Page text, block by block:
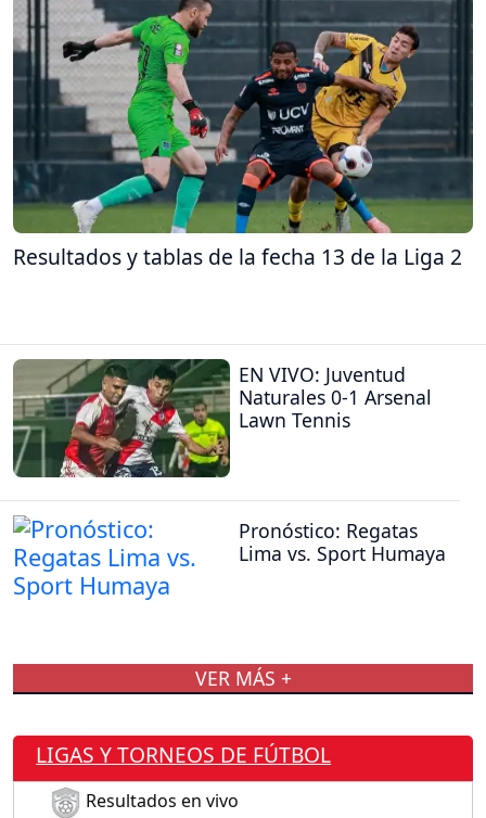
Resultados y tablas de la fecha 13 de la Liga 2
EN VIVO: Juventud
Naturales 0-1 Arsenal
Lawn Tennis
Pronóstico: Regatas
Lima vs. Sport Humaya
VER MÁS +
LIGAS Y TORNEOS DE FÚTBOL
Resultados en vivo